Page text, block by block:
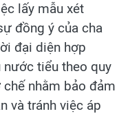
lấy mẫu xét
đồng ý của cha
đại diện hợp
tiểu theo quy
nhằm bảo đảm
và tránh việc áp